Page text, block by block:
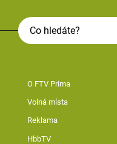
O FTV Prima
Volná místa
Reklama
HbbTV